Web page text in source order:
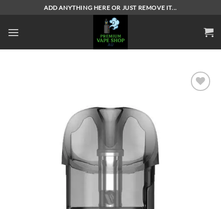
content
ADD ANYTHING HERE OR JUST REMOVE IT...